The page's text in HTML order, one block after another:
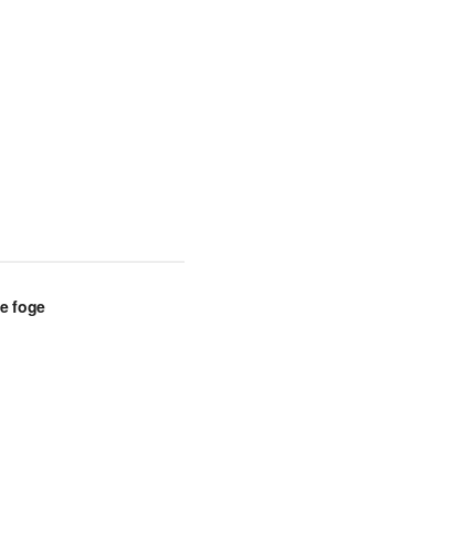
foge